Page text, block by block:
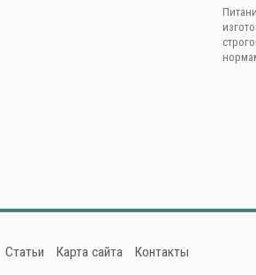
Статьи Карта сайта Контакты